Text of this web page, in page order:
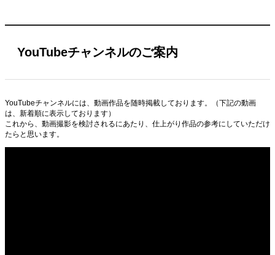
YouTubeチャンネルのご案内
YouTubeチャンネルには、動画作品を随時掲載しております。（下記の動画
は、新着順に表示しております）
これから、動画撮影を検討されるにあたり、仕上がり作品の参考にしていただけ
たらと思います。